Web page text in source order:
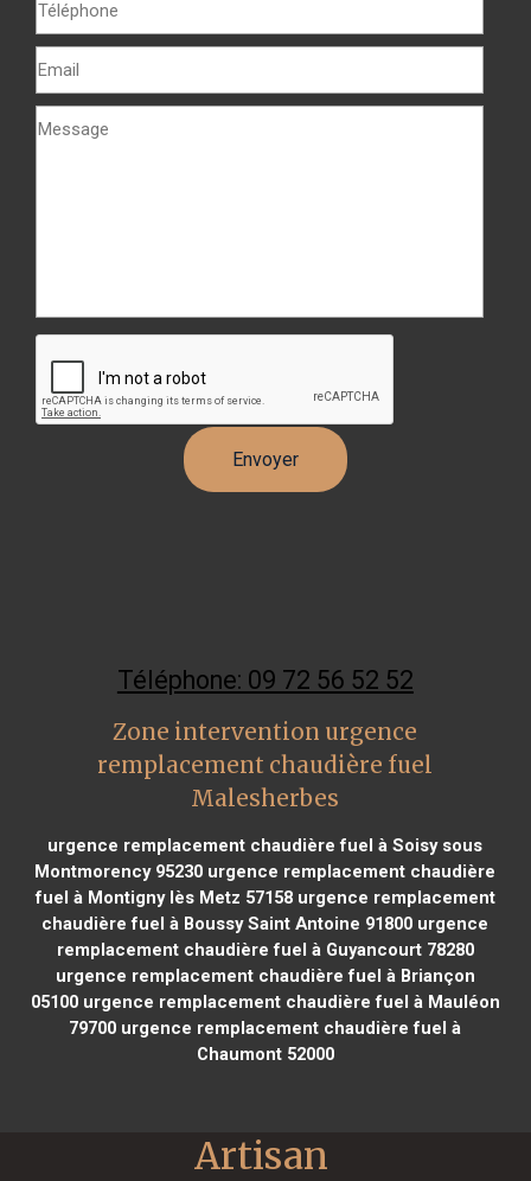
Téléphone: 09 72 56 52 52
Zone intervention urgence
remplacement chaudière fuel
Malesherbes
urgence remplacement chaudière fuel à Soisy sous
Montmorency 95230 urgence remplacement chaudière
fuel à Montigny lès Metz 57158urgence remplacement
chaudière fuel à Boussy Saint Antoine 91800 urgence
remplacement chaudière fuel à Guyancourt 78280
urgence remplacement chaudière fuel à Briançon
05100urgence remplacement chaudière fuel à Mauléon
79700 urgence remplacement chaudière fuel à
Chaumont 52000
Artisan